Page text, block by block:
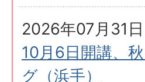
2026年07月31日
10月6日開講、
グ（浜手）